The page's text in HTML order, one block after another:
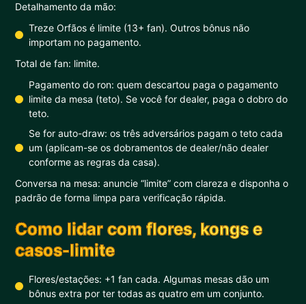
Detalhamento da mão:
Treze Orfãos é limite (13+ fan). Outros bônus não
importam no pagamento.
Total de fan: limite.
Pagamento do ron: quem descartou paga o pagamento
limite da mesa (teto). Se você for dealer, paga o dobro do
teto.
Se for auto-draw: os três adversários pagam o teto cada
um (aplicam-se os dobramentos de dealer/não dealer
conforme as regras da casa).
Conversa na mesa: anuncie “limite” com clareza e disponha o
padrão de forma limpa para verificação rápida.
Como lidar com flores, kongs e
casos-limite
Flores/estações: +1 fan cada. Algumas mesas dão um
bônus extra por ter todas as quatro em um conjunto.